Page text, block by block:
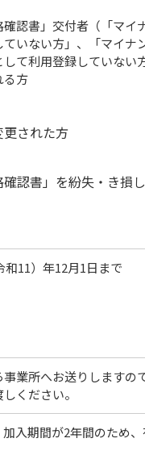
認書」交付者（「マイ
ていない方」、「マイナ
して利用登録していない
る方
更された方
確認書」を紛失・き損
和11）年12月1日まで
事業所へお送りしますの
ください。
入期間が2年間のため